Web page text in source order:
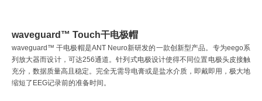
waveguard™ Touch干电极帽
waveguard™ 干电极帽是ANT Neuro新研发的一款创新型产品。专为eego系
列放大器而设计，可达256通道。针列式电极设计使得不同位置电极头皮接触
充分，数据质量高且稳定。完全无需导电膏或是盐水介质，即戴即用，极大地
缩短了EEG记录前的准备时间。